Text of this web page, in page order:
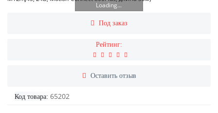
Loading...
Под заказ
Рейтинг:
Оставить отзыв
Код товара: 65202